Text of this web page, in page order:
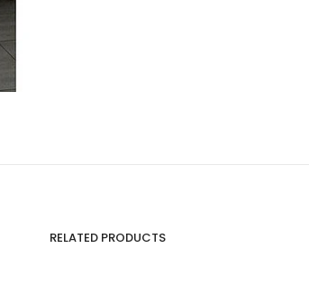
RELATED PRODUCTS